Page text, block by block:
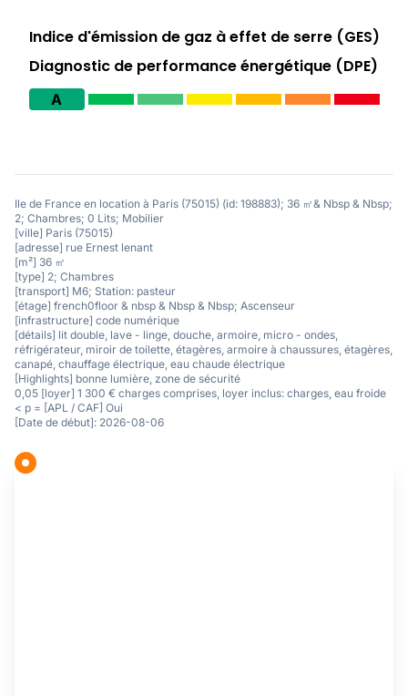
Indice d'émission de gaz à effet de serre (GES)
Diagnostic de performance énergétique (DPE)
A
Ile de France en location à Paris (75015) (id: 198883); 36 ㎡& Nbsp & Nbsp;
2; Chambres; 0 Lits; Mobilier
[ville] Paris (75015)
[adresse] rue Ernest lenant
[m²] 36 ㎡
[type] 2; Chambres
[transport] M6; Station: pasteur
[étage] french0floor & nbsp & Nbsp & Nbsp; Ascenseur
[infrastructure] code numérique
[détails] lit double, lave - linge, douche, armoire, micro - ondes,
réfrigérateur, miroir de toilette, étagères, armoire à chaussures, étagères,
canapé, chauffage électrique, eau chaude électrique
[Highlights] bonne lumière, zone de sécurité
0,05 [loyer] 1 300 € charges comprises, loyer inclus: charges, eau froide
< p = [APL / CAF] Oui
[Date de début]: 2026-08-06